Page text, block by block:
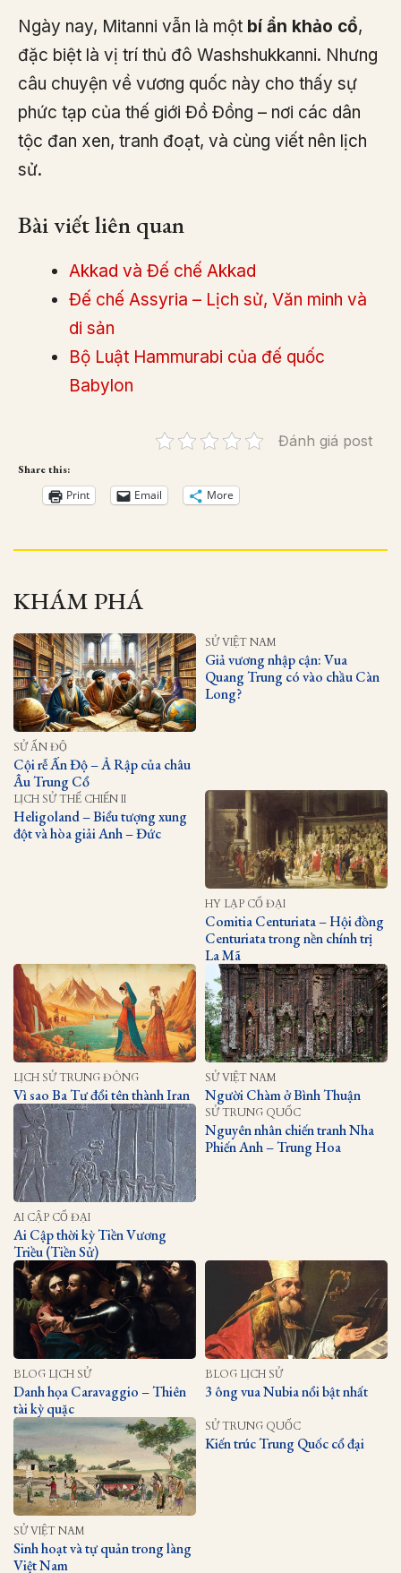
Ngày nay, Mitanni vẫn là một bí ẩn khảo cổ,
đặc biệt là vị trí thủ đô Washshukkanni. Nhưng
câu chuyện về vương quốc này cho thấy sự
phức tạp của thế giới Đồ Đồng – nơi các dân
tộc đan xen, tranh đoạt, và cùng viết nên lịch
sử.
Bài viết liên quan
Akkad và Đế chế Akkad
Đế chế Assyria – Lịch sử, Văn minh và
di sản
Bộ Luật Hammurabi của đế quốc
Babylon
Đánh giá post
Share this:
Print Email More
KHÁM PHÁ
SỬ ẤN ĐỘ
Cội rễ Ấn Độ – Ả Rập của châu
Âu Trung Cổ
SỬ VIỆT NAM
Giả vương nhập cận: Vua
Quang Trung có vào chầu Càn
Long?
LỊCH SỬ THẾ CHIẾN II
Heligoland – Biểu tượng xung
đột và hòa giải Anh – Đức
HY LẠP CỔ ĐẠI
Comitia Centuriata – Hội đồng
Centuriata trong nền chính trị
La Mã
LỊCH SỬ TRUNG ĐÔNG
Vì sao Ba Tư đổi tên thành Iran
SỬ VIỆT NAM
Người Chàm ở Bình Thuận
AI CẬP CỔ ĐẠI
Ai Cập thời kỳ Tiền Vương
Triều (Tiền Sử)
SỬ TRUNG QUỐC
Nguyên nhân chiến tranh Nha
Phiến Anh – Trung Hoa
BLOG LỊCH SỬ
Danh họa Caravaggio – Thiên
tài kỳ quặc
BLOG LỊCH SỬ
3 ông vua Nubia nổi bật nhất
SỬ VIỆT NAM
Sinh hoạt và tự quản trong làng
Việt Nam
SỬ TRUNG QUỐC
Kiến trúc Trung Quốc cổ đại